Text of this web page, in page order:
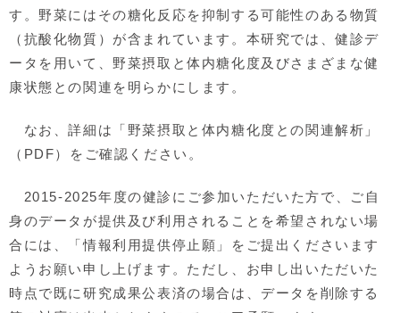
す。野菜にはその糖化反応を抑制する可能性のある物質
（抗酸化物質）が含まれています。本研究では、健診デ
ータを用いて、野菜摂取と体内糖化度及びさまざまな健
康状態との関連を明らかにします。
なお、詳細は「野菜摂取と体内糖化度との関連解析」
（PDF）をご確認ください。
2015-2025年度の健診にご参加いただいた方で、ご自
身のデータが提供及び利用されることを希望されない場
合には、「情報利用提供停止願」をご提出くださいます
ようお願い申し上げます。ただし、お申し出いただいた
時点で既に研究成果公表済の場合は、データを削除する